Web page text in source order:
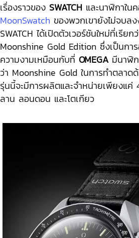
เรื่องราวของ SWATCH และนาฬิกาใน
MoonSwatch ของพวกเขายังไม่จบล
SWATCH ได้เปิดตัวเวอร์ชันใหม่ที่เรียก
Moonshine Gold Edition ซึ่งเป็นกา
ความงามเหมือนกับที่ OMEGAมีนาฬิก
ว่า Moonshine Gold ในการทำตลาด
รุ่นนี้จะมีการผลิตและจำหน่ายเพียงแ
ลาน ลอนดอน และโตเกียว